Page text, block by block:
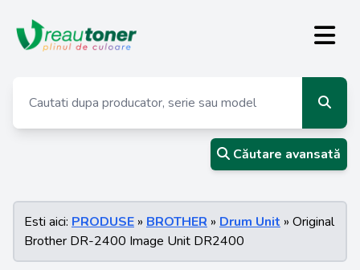
Căutare avansată
Esti aici: PRODUSE » BROTHER » Drum Unit » Original
Brother DR-2400 Image Unit DR2400